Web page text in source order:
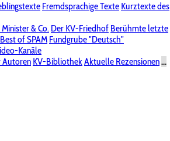
Fremdsprachige Texte Kurztexte des
& Co. Der KV-Friedhof Berühmte letzte
Best of SPAM Fundgrube "Deutsch"
Kanäle
Autoren KV-BibliothekAktuelle Rezensionen...